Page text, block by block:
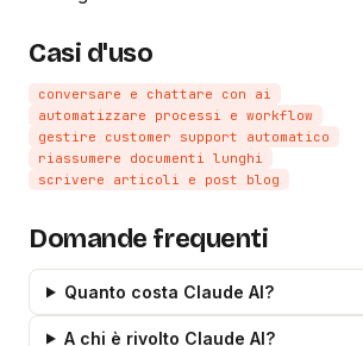
Casi d'uso
conversare e chattare con ai
automatizzare processi e workflow
gestire customer support automatico
riassumere documenti lunghi
scrivere articoli e post blog
Domande frequenti
Quanto costa Claude AI?
A chi è rivolto Claude AI?